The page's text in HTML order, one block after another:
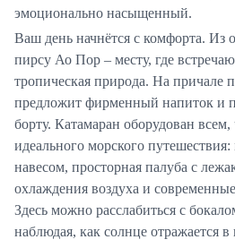
эмоционально насыщенный.
Ваш день начнётся с комфорта. Из
пирсу Ао Пор – месту, где
тропическая природа. На причале
предложит фирменный напиток и
борту. Катамаран оборудован
идеального морского
навесом, просторная палуба с
охлаждения воздуха и современные
Здесь можно расслабиться с
наблюдая, как солнце отражается в